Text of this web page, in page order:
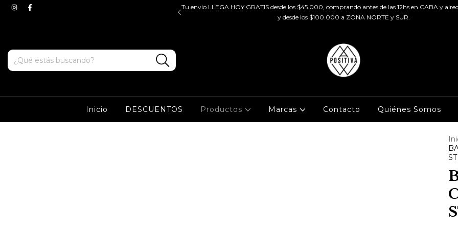
valido para ZONA OESTE y CABA. Tenes ENVIOS
Tu envio LLEGA HOY GRATIS desde los $45.000, comprando antes de las 12hs en CABA y
y desde los $100.000 a ZONA NORTE y SUR.
Inicio DESCUENTOS Productos Marcas Contacto Quiénes Somos